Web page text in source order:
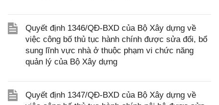
Quyết định 1346/QĐ-BXD của Bộ Xây dựng về
việc công bố thủ tục hành chính được sửa đổi, bổ
sung lĩnh vực nhà ở thuộc phạm vi chức năng
quản lý của Bộ Xây dựng
Quyết định 1347/QĐ-BXD của Bộ Xây dựng về